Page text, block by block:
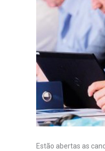
Estão abertas as